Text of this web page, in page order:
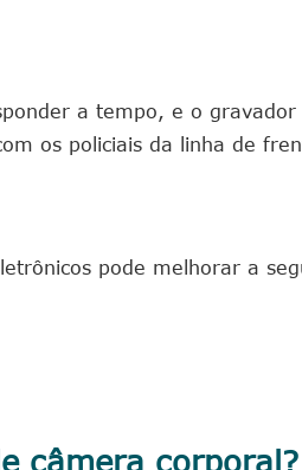
a tempo, e o gravador
os policiais da linha de
pode melhorar a
câmera corporal?